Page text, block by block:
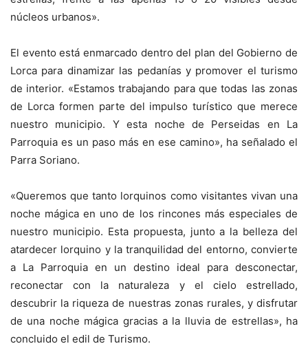
núcleos urbanos».
El evento está enmarcado dentro del plan del Gobierno de
Lorca para dinamizar las pedanías y promover el turismo
de interior. «Estamos trabajando para que todas las zonas
de Lorca formen parte del impulso turístico que merece
nuestro municipio. Y esta noche de Perseidas en La
Parroquia es un paso más en ese camino», ha señalado el
Parra Soriano.
«Queremos que tanto lorquinos como visitantes vivan una
noche mágica en uno de los rincones más especiales de
nuestro municipio. Esta propuesta, junto a la belleza del
atardecer lorquino y la tranquilidad del entorno, convierte
a La Parroquia en un destino ideal para desconectar,
reconectar con la naturaleza y el cielo estrellado,
descubrir la riqueza de nuestras zonas rurales, y disfrutar
de una noche mágica gracias a la lluvia de estrellas», ha
concluido el edil de Turismo.